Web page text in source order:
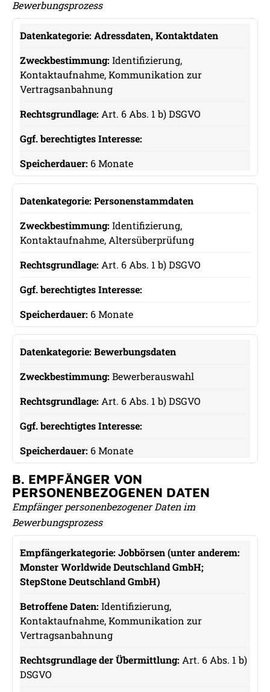
Bewerbungsprozess
Datenkategorie
Zweckbestimmung
Rechtsgrundlage
Ggf. berechtigtes Interesse
Speicherdauer
Adressdaten, Kontaktdaten
Identifizierung,
Kontaktaufnahme, Kommunikation zur
Vertragsanbahnung
Art. 6 Abs. 1 b) DSGVO
6 Monate
Personenstammdaten
Identifizierung,
Kontaktaufnahme, Altersüberprüfung
Art. 6 Abs. 1 b) DSGVO
6 Monate
Bewerbungsdaten
Bewerberauswahl
Art. 6 Abs. 1 b) DSGVO
6 Monate
B. EMPFÄNGER VON
PERSONENBEZOGENEN DATEN
Empfänger personenbezogener Daten im
Bewerbungsprozess
Empfängerkategorie
Betroffene Daten
Rechtsgrundlage der Übermittlung
Ggf. berechtigtes Interesse
Jobbörsen (unter anderem:
Monster Worldwide Deutschland GmbH;
StepStone Deutschland GmbH)
Identifizierung,
Kontaktaufnahme, Kommunikation zur
Vertragsanbahnung
Art. 6 Abs. 1 b)
DSGVO